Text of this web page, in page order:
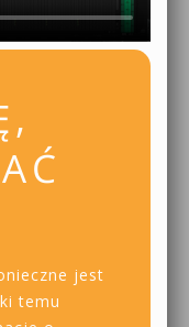
jest
temu